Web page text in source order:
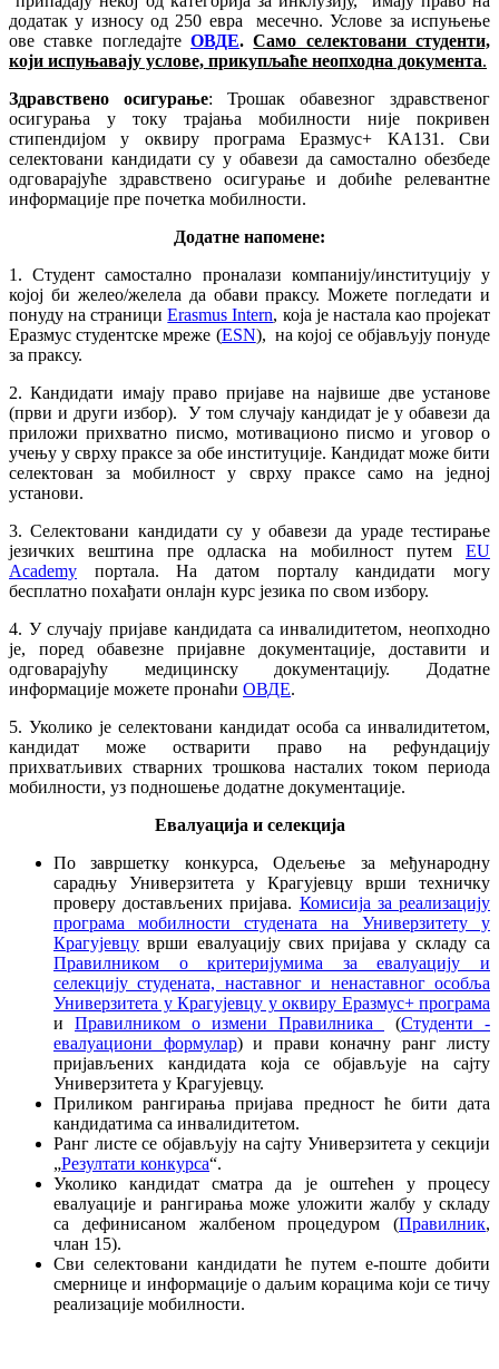
додатак у износу од 250 евра месечно. Услове за испуњење
ове ставке погледајте ОВДЕ.Само селектовани студенти,
који испуњавају услове, прикупљаће неопходна документа.
Здравствено осигурање: Трошак обавезног здравственог
осигурања у току трајања мобилности није покривен
стипендијом у оквиру програма Еразмус+ КА131. Сви
селектовани кандидати су у обавези да самостално обезбеде
одговарајуће здравствено осигурање и добиће релевантне
информације пре почетка мобилности.
Додатне напомене:
1. Студент самостално проналази компанију/институцију у
којој би желео/желела да обави праксу. Можете погледати и
понуду на странициErasmus Intern, која је настала као пројекат
Еразмус студентске мреже (ESN), на којој се објављују понуде
за праксу.
2. Кандидати имају право пријаве на највише две установе
(први и други избор). У том случају кандидат је у обавези да
приложи прихватно писмо, мотивационо писмо и уговор о
учењу у сврху праксе за обе институције. Кандидат може бити
селектован за мобилност у сврху праксе само на једној
установи.
3. Селектовани кандидати су у обавези да ураде тестирање
језичких вештина пре одласка на мобилност путем EU
Academy портала. На датом порталу кандидати могу
бесплатно похађати онлајн курс језика по свом избору.
4. У случају пријаве кандидата са инвалидитетом, неопходно
је, поред обавезне пријавне документације, доставити и
одговарајућу медицинску документацију. Додатне
информације можете пронаћи ОВДЕ.
5. Уколико је селектовани кандидат особа са инвалидитетом,
кандидат може остварити право на рефундацију
прихватљивих стварних трошкова насталих током периода
мобилности, уз подношење додатне документације.
Евалуација и селекција
По завршетку конкурса, Одељење за међународну
сарадњу Универзитета у Крагујевцу врши техничку
проверу достављених пријава. Комисија за реализацију
програма мобилности студената на Универзитету у
Крагујевцу врши евалуацију свих пријава у складу са
Правилником о критеријумима за евалуацију и
селекцију студената, наставног и ненаставног особља
Универзитета у Крагујевцу у оквиру Еразмус+ програма
и Правилником о измени Правилника (Студенти -
евалуациони формулар) и прави коначну ранг листу
пријављених кандидата која се објављује на сајту
Универзитета у Крагујевцу.
Приликом рангирања пријава предност ће бити дата
кандидатима са инвалидитетом.
Ранг листе се објављују на сајту Универзитета у секцији
„Резултати конкурса“.
Уколико кандидат сматра да је оштећен у процесу
евалуације и рангирања може уложити жалбу у складу
са дефинисаном жалбеном процедуром (Правилник,
члан 15).
Сви селектовани кандидати ће путем е-поште добити
смернице и информације о даљим корацима који се тичу
реализације мобилности.